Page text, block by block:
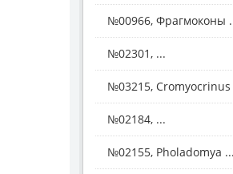
№00966, Фрагмоконы
№02301, ...
№03215, Cromyocrinus
№02184, ...
№02155, Pholadomya ...